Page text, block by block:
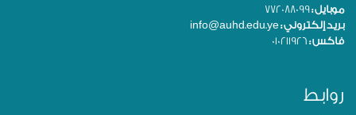
موبايل :
بريد إلكتروني :
فاكس :
روابط